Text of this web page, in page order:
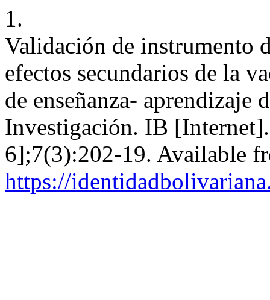
1.
Validación de instrumento
efectos secundarios de la
de enseñanza- aprendizaje
Investigación. IB
6];7(3):202-19. Available
https://